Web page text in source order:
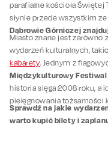
parafialne kościoła Świętej
słynie przede wszystkim
Dąbrowie Górniczej
Miasto znane jest zarówno
wydarzeń kulturalnych,
kabarety. Jednym z
Międzykulturowy Festiwal
historia sięga 2008 roku, a
pielęgnowania tożsamości
Sprawdź na jakie
warto kupić bilety i